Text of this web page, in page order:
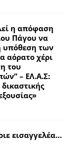
η απόφαση
Πάγου να
υπόθεση των
αόρατο χέρι
του
– ΕΛ.Α.Σ:
εισαγγελέα…